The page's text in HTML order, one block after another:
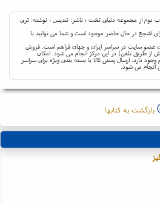
تاریکی ، کتاب دوم از مجموعه دنیای تخت ؛ ناشر: تندیس ؛ نوشته: تری
سرای اشجع در حال حاضر موجود است و شما می توانید با
عضو سایت در سراسر ایران و جهان فراهم است. فروش
از طریق تلفن) در این مرکز انجام می شود. امکان
دارد. ارسال پستی کالا با بسته بندی ویژه برای سراسر
انجام می شود.
بازگشت به کتابها